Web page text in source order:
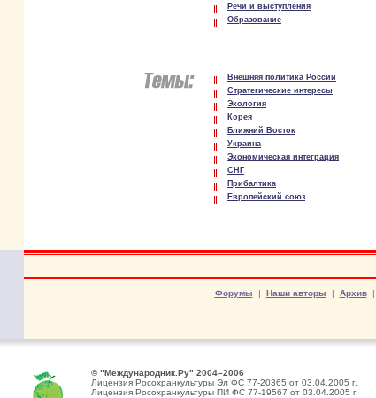
Речи и выступления
Образование
Внешняя политика России
Стратегические интересы
Экология
Корея
Ближний Восток
Украина
Экономическая интеграция
СНГ
Прибалтика
Европейский союз
Форумы | Наши авторы | Архив|
© "Международник.Ру" 2004–2006
Лицензия Росохранкультуры Эл ФС 77-20365 от 03.04.2005 г.
Лицензия Росохранкультуры ПИ ФС 77-19567 от 03.04.2005 г.